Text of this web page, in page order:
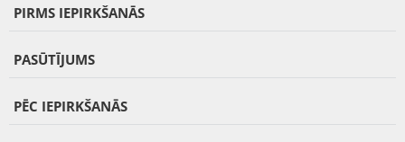
PIRMS IEPIRKŠANĀS
PASŪTĪJUMS
PĒC IEPIRKŠANĀS